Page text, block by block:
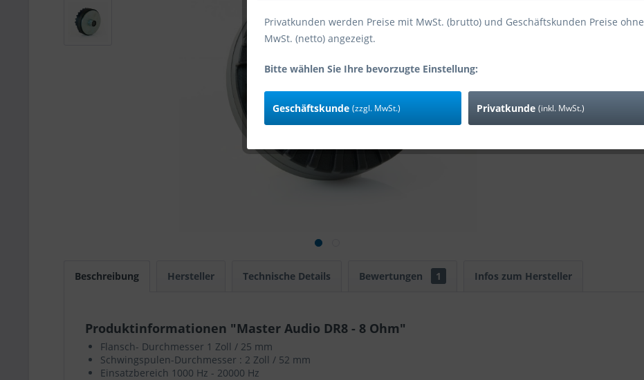
Beschreibung Hersteller Technische Details Bewertungen 1 Infos zum Hersteller
Produktinformationen "Master Audio DR8 - 8 Ohm"
Flansch- Durchmesser 1 Zoll / 25 mm
Schwingspulen-Durchmesser : 2 Zoll / 52 mm
Einsatzbereich 1000 Hz - 20000 Hz
Privatkunden werden Preise mit MwSt. (brutto) und Geschäftskunden Preise ohne
MwSt. (netto) angezeigt.
Bitte wählen Sie Ihre bevorzugte Einstellung:
Geschäftskunde (zzgl. MwSt.) Privatkunde (inkl. MwSt.)